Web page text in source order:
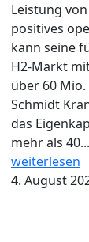
Leistung
positives
kann seine
H2-Markt
über 60
Schmidt
das
mehr als 40...
weiterlesen
4. August